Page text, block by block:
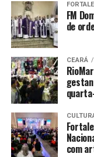
FM
de
CEARÁ
com